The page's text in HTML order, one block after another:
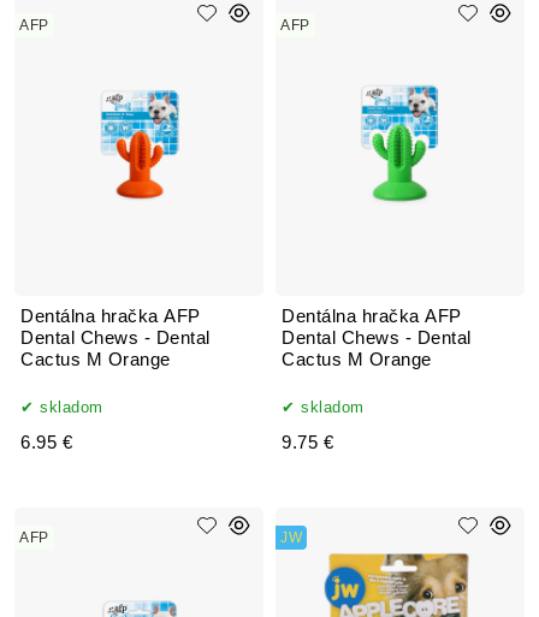
Dentálna hračka AFP
Dental Chews - Dental
Cactus M Orange
AFP
skladom
6.95 €
Dentálna hračka AFP
Dental Chews - Dental
Cactus M Orange
AFP
skladom
9.75 €
AFP JW